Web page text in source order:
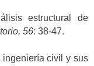
estructural de
56: 38-47.
ingeniería civil y sus